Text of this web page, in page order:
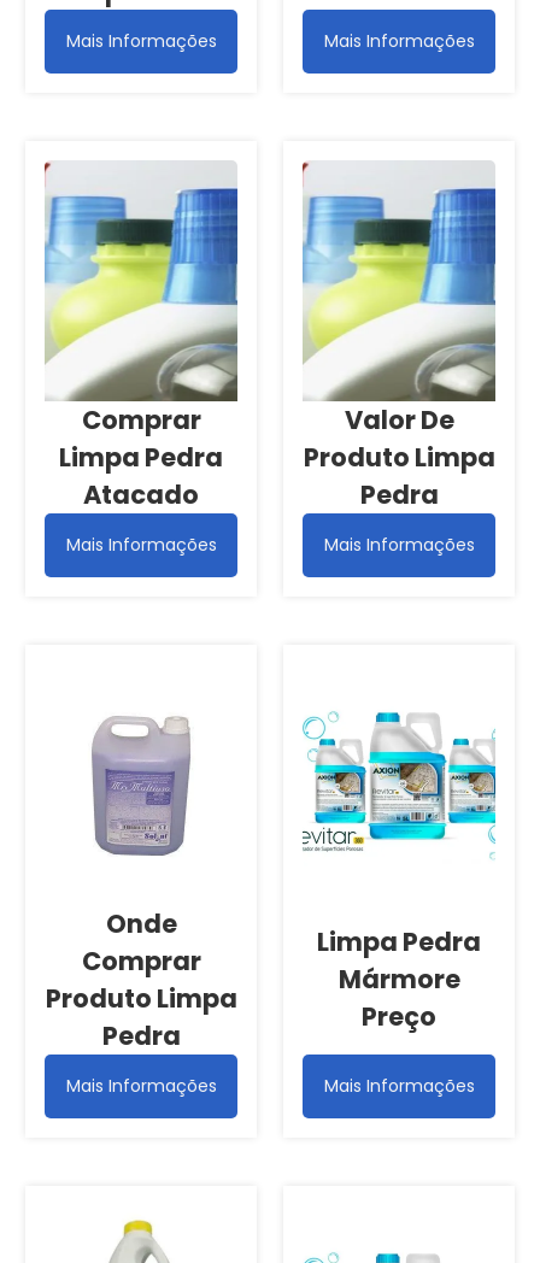
Mais Informações Mais Informações
Comprar
Limpa Pedra
Atacado
Mais Informações
Valor De
Produto Limpa
Pedra
Mais Informações
Onde
Comprar
Produto Limpa
Pedra
Mais Informações
Limpa Pedra
Mármore
Preço
Mais Informações